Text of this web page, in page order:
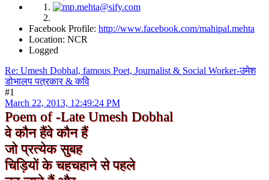
Facebook Profile: http://www.facebook.com/mahipal.mehta
Location: NCR
Logged
Re: Umesh Dobhal, famous Poet, Journalist & Social Worker-उमेश
डोभालप पत्रकार & कवि
#1
March 22, 2013, 12:49:24 PM
Poem of -Late Umesh Dobhal
वे कौन हैंवे कौन हैं
जो प्रत्येक सुबह
चिड़ियों के चहचहाने से पहले